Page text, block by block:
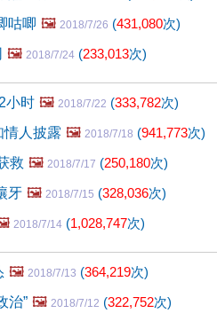
咕唧 🖼️ 2018/7/26 (431,080次)
🖼️ 2018/7/24 (233,013次)
小时 🖼️ 2018/7/22 (333,782次)
情人披露 🖼️ 2018/7/18 (941,773次)
救 🖼️ 2018/7/17 (250,180次)
牙 🖼️ 2018/7/15 (328,036次)
2018/7/14 (1,028,747次)
🖼️ 2018/7/13 (364,219次)
治” 🖼️ 2018/7/12 (322,752次)